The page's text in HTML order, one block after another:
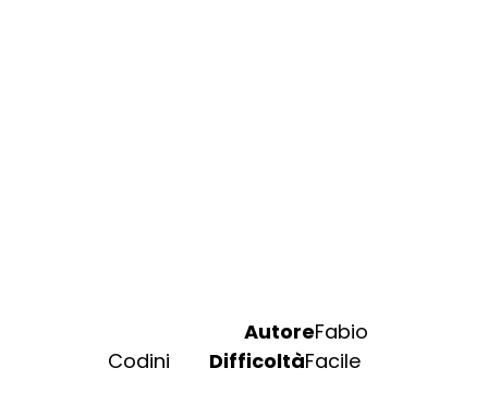
AutoreFabio
Codini
DifficoltàFacile